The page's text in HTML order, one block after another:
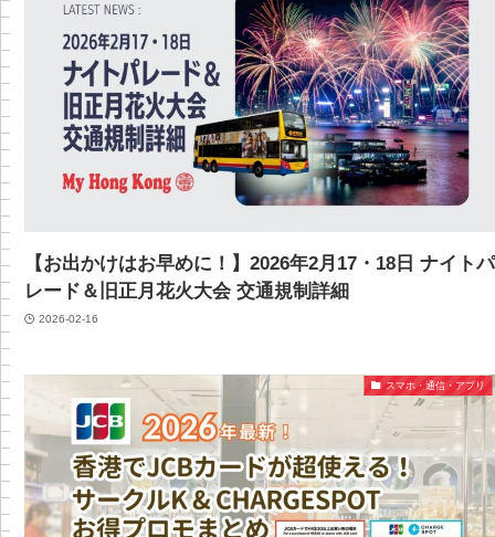
【お出かけはお早めに！】2026年2月17・18日 ナイトパ
レード＆旧正月花火大会 交通規制詳細
2026-02-16
スマホ・通信・アプリ